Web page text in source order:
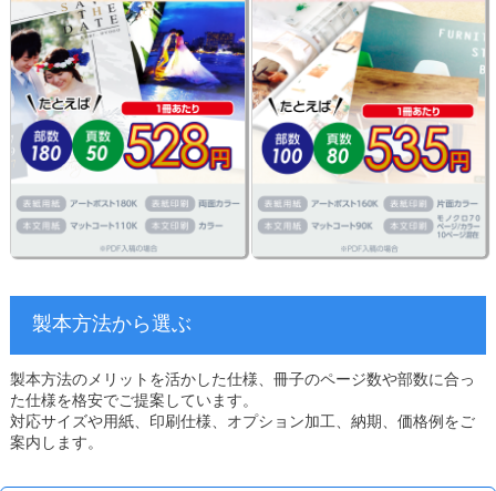
製本方法から選ぶ
製本方法のメリットを活かした仕様、冊子のページ数や部数に合っ
た仕様を格安でご提案しています。
対応サイズや用紙、印刷仕様、オプション加工、納期、価格例をご
案内します。